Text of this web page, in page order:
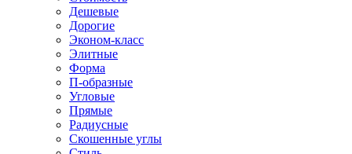
Дешевые
Дорогие
Эконом-класс
Элитные
Форма
П-образные
Угловые
Прямые
Радиусные
Скошенные углы